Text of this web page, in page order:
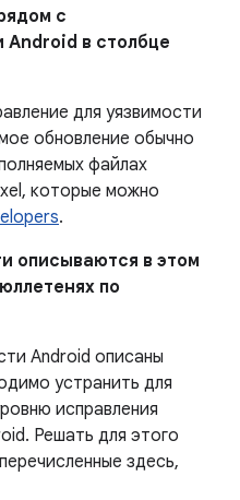
с
в столбце
для уязвимости
обновление обычно
файлах
которые можно
.
описываются в этом
по
Android описаны
устранить для
исправления
Решать для этого
здесь,